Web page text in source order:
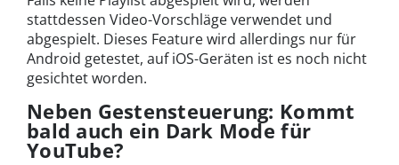
stattdessen Video-Vorschläge verwendet und
abgespielt. Dieses Feature wird allerdings nur für
Android getestet, auf iOS-Geräten ist es noch nicht
gesichtet worden.
Neben Gestensteuerung: Kommt
bald auch ein Dark Mode für
YouTube?